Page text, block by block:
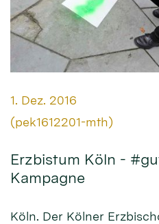
Datum:
1. Dez. 2016
Von:
(pek1612201-mth)
Erzbistum Köln -
Kampagne
Köln. Der Kölner